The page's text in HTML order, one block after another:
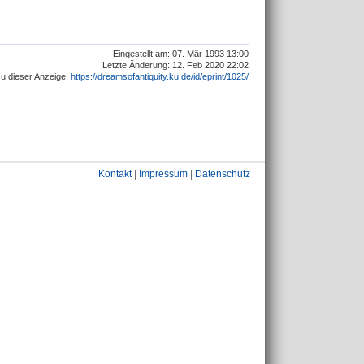
Eingestellt am: 07. Mär 1993 13:00
Letzte Änderung: 12. Feb 2020 22:02
dieser Anzeige: https://dreamsofantiquity.ku.de/id/eprint/1025/
Kontakt| Impressum Datenschutz